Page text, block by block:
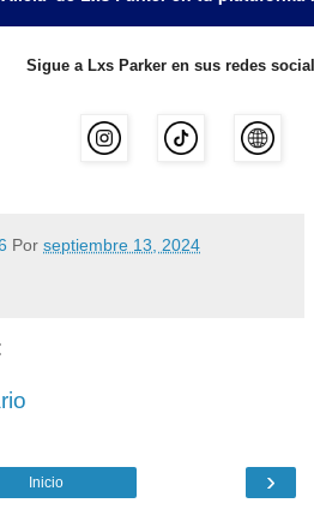
Sigue a Lxs Parker en sus redes
Por septiembre 13, 2024
›
Inicio